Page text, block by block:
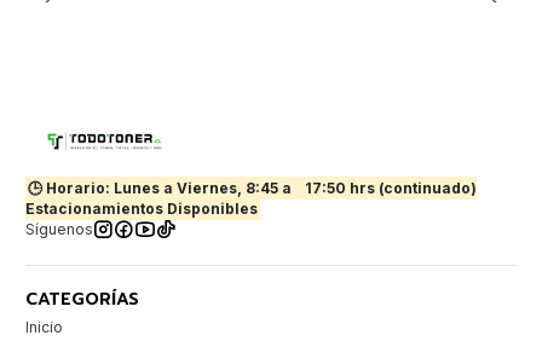
🕒 Horario: Lunes a Viernes, 8:45 a
17:50 hrs (continuado)
Estacionamientos Disponibles
Síguenos
CATEGORÍAS
Inicio